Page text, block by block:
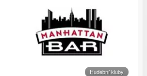
Hudební kluby